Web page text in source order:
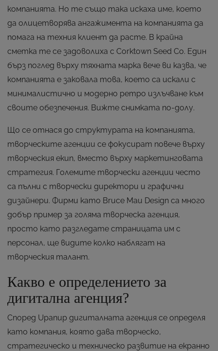
компанията. Но те също така искаха име, което
да олицетворява ангажимента на компанията да
помага на техния клиент да расте. В крайна
сметка те се задоволиха с Corktown Seed Co. Един
бърз поглед върху тяхната марка вече ви казва, че
компанията е заковала това, което са искали с
минималистично и модерно ретро излъчване към
своите обезпечения. Вижте снимката по-долу.
Що се отнася до структурата на компанията,
творческите агенции се фокусират повече върху
творческия екип, вместо върху маркетинговата
стратегия. Големите творчески агенции често
са пълни с творчески директори и графични
дизайнери. Фирми като Bruce Mau Design са много
добър пример за голяма творческа агенция,
просто като разгледате страницата им с
персонал, ще видите колко наблягат на
творческия талант.
Какво е определението за
дигитална агенция?
Според Upanup дигиталната агенция се определя
като компания, която дава творческо,
стратегическо и техническо развитие на екранно